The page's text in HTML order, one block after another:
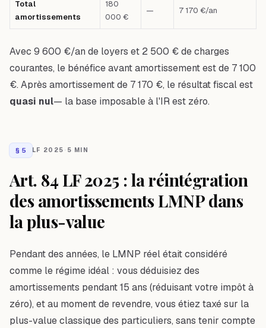
Total
amortissements
180
000 €
— 7 170 €/an
Avec 9 600 €/an de loyers et 2 500 € de charges
courantes, le bénéfice avant amortissement est de 7 100
€. Après amortissement de 7 170 €, le résultat fiscal est
quasi nul— la base imposable à l'IR est zéro.
§ 5 LF 2025 · 5 MIN
Art. 84 LF 2025 : la réintégration
des amortissements LMNP dans
la plus-value
Pendant des années, le LMNP réel était considéré
comme le régime idéal : vous déduisiez des
amortissements pendant 15 ans (réduisant votre impôt à
zéro), et au moment de revendre, vous étiez taxé sur la
plus-value classique des particuliers, sans tenir compte